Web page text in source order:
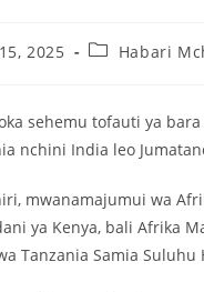
2025 Habari
sehemu tofauti ya
nchini India leo
mwanamajumui wa
ya Kenya, bali Afrika
Tanzania Samia Suluhu